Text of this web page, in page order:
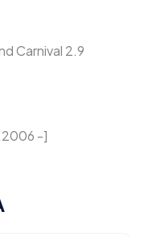
Carnival 2.9
-]